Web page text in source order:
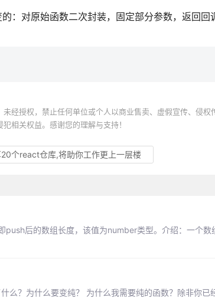
：对原始函数二次封装，固定部分参数，返回回
经授权，禁止任何单位或个人以商业售卖、虚假宣传、侵权
相关权益。感谢您的理解与支持！
20个react仓库,将助你工作更上一层楼
后的数组长度，该值为number类型。介绍：一个数
么？为什么要变纯？ 为什么我需要纯的函数？除非你已